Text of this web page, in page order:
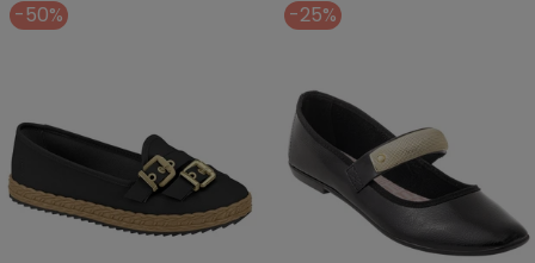
-50% -25%